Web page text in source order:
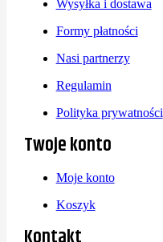
Wysyłka i dostawa
Formy płatności
Nasi partnerzy
Regulamin
Polityka prywatności
Twoje konto
Moje konto
Koszyk